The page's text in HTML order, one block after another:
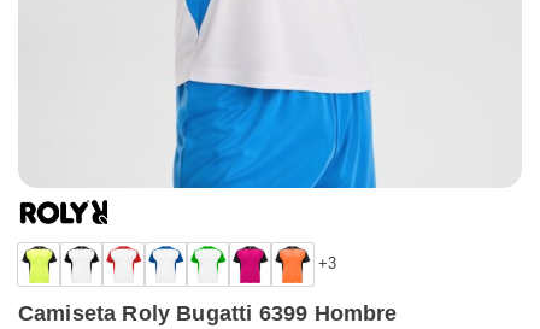
+3
Camiseta Roly Bugatti 6399 Hombre